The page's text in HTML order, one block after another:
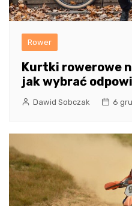
Rower
Kurtki rowerowe
jak wybrać
Dawid Sobczak 6